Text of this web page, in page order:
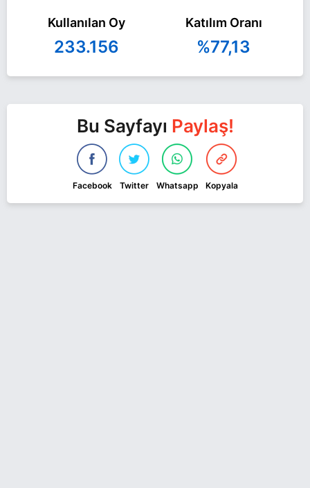
Kullanılan Oy
233.156
Katılım Oranı
%77,13
Bu Sayfayı Paylaş!
Facebook Twitter Whatsapp Kopyala